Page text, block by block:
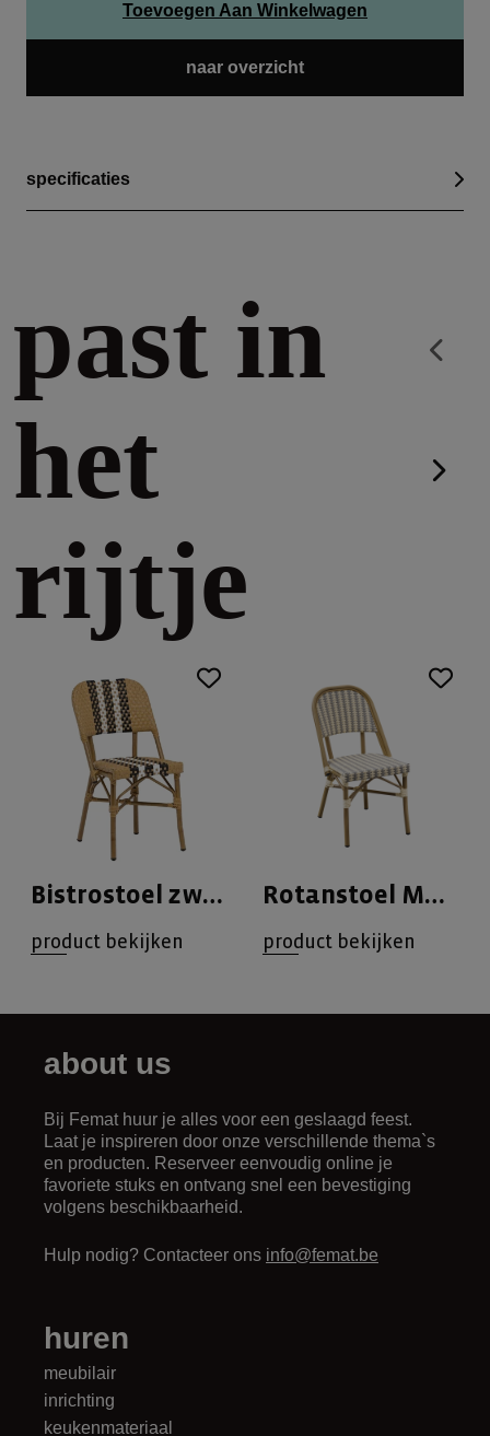
Toevoegen Aan Winkelwagen
naar overzicht
specificaties
past in
het
rijtje
Bistrostoel zwart/wit
product bekijken
Rotanstoel Marais
product bekijken
about us
Bij Femat huur je alles voor een geslaagd feest.
Laat je inspireren door onze verschillende thema`s
en producten. Reserveer eenvoudig online je
favoriete stuks en ontvang snel een bevestiging
volgens beschikbaarheid.
Hulp nodig? Contacteer ons info@femat.be
huren
meubilair
inrichting
keukenmateriaal